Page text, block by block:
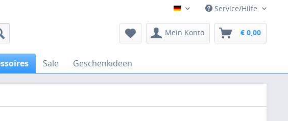
Deutsch Service/Hilfe
Mein Konto € 0,00
Sale Geschenkideen